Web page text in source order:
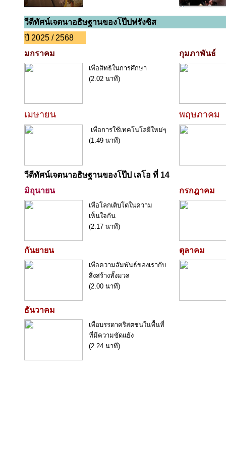
วีดีทัศน์เจตนาอธิษฐานของโป๊ปฟรังซิส
ปี 2025 / 2568
มกราคม
กุมภาพันธ์
เพื่อสิทธิในการศึกษา
(2.02 นาที)
เมษายน พฤษภาคม
เพื่อการใช้เทคโนโลยีใหม่ๆ
(1.49 นาที)
วีดีทัศน์เจตนาอธิษฐานของโป๊ป เลโอ ที่ 14
มิถุนายน
กรกฎาคม
เพื่อโลกเติบโตในความ
เห็นใจกัน
(2.17 นาที)
กันยายน ตุลาคม
เพื่อความสัมพันธ์ของเรากับ
สิ่งสร้างทั้งมวล
(2.00 นาที)
ธันวาคม
เพื่อบรรดาคริสตชนในพื้นที่
ที่มีความขัดแย้ง
(2.24 นาที)